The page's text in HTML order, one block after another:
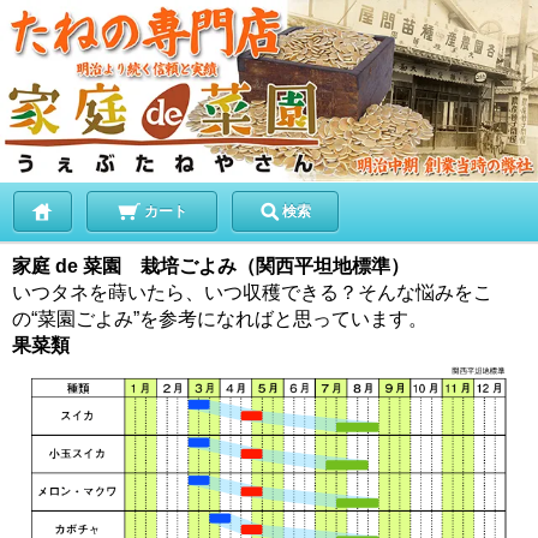
カート 検索
家庭 de 菜園 栽培ごよみ（関西平坦地標準）
いつタネを蒔いたら、いつ収穫できる？そんな悩みをこ
の“菜園ごよみ”を参考になればと思っています。
果菜類